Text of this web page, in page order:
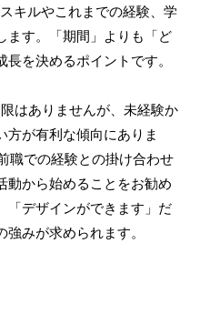
キルやこれまでの経験、学
ます。「期間」よりも「ど
を決めるポイントです。
はありませんが、未経験か
方が有利な傾向にありま
職での経験との掛け合わせ
動から始めることをお勧め
「デザインができます」だ
みが求められます。